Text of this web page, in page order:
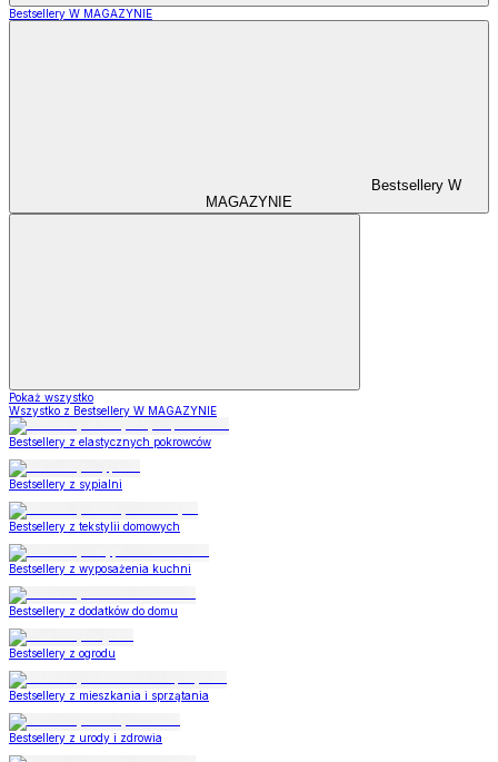
Bestsellery W MAGAZYNIE
Bestsellery W
MAGAZYNIE
Pokaż wszystko
Wszystko z Bestsellery W MAGAZYNIE
Bestsellery z elastycznych pokrowców
Bestsellery z sypialni
Bestsellery z tekstylii domowych
Bestsellery z wyposażenia kuchni
Bestsellery z dodatków do domu
Bestsellery z ogrodu
Bestsellery z mieszkania i sprzątania
Bestsellery z urody i zdrowia